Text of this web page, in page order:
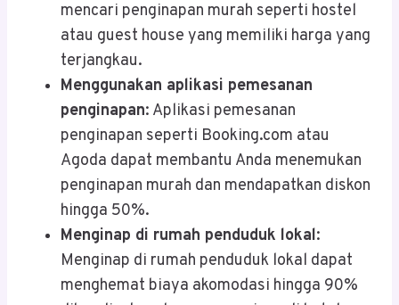
mencari penginapan murah seperti hostel
atau guest house yang memiliki harga yang
terjangkau.
Menggunakan aplikasi pemesanan
penginapan: Aplikasi pemesanan
penginapan seperti Booking.com atau
Agoda dapat membantu Anda menemukan
penginapan murah dan mendapatkan diskon
hingga 50%.
Menginap di rumah penduduk lokal:
Menginap di rumah penduduk lokal dapat
menghemat biaya akomodasi hingga 90%